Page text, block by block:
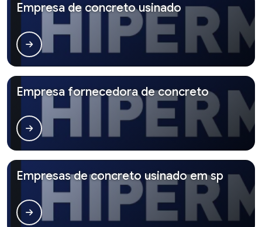
Empresa de concreto usinado
Empresa fornecedora de concreto
Empresas de concreto usinado em sp